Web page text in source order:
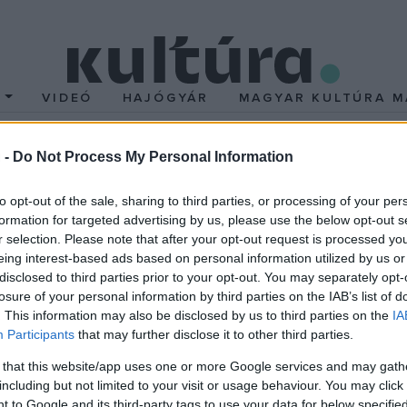
- Do Not Process My Personal Information
opt-out of the sale, sharing to third parties, or processing of your
for targeted advertising by us, please use the below opt-out
selection. Please note that after your opt-out request is processed
interest-based ads based on personal information utilized by us
to third parties prior to your opt-out. You may separately
of your personal information by third parties on the IAB’s list of
This information may also be disclosed by us to third parties on the
Participants that may further disclose it to other third parties.
that this website/app uses one or more Google services and may
but not limited to your visit or usage behaviour. You may
VIDEÓ HAJÓGYÁR MAGYAR KULTÚRA
Choice Awards díjait
az év televíziós színésznőjének az amerikai közönség. A
meg vasárnap este Santa Monicában.
lett Will Smith és Martin Lawrence főszereplésével. A legjobb
a műsorvezető körül kialakult botrány nagy visszhangot
idén Demi Lovato amerikai énekesnő vezette, a díjakat 44